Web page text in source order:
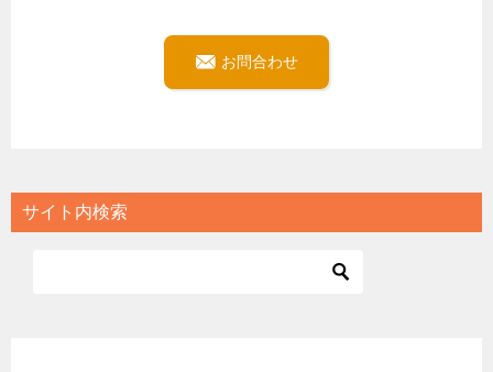
お問合わせ
サイト内検索